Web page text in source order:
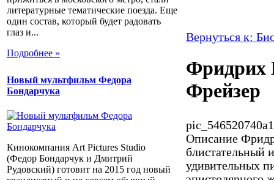
литературные тематические поезда. Еще
один состав, который будет радовать
глаз и...
Подробнее »
Новый мультфильм Федора
Бондарчука
Кинокомпания Art Pictures Studio
(Федор Бондарчук и Дмитрий
Рудовский) готовит на 2015 год новый
Вернуться к:
Фридрих
Фрейзер
Описание
блистательный
удивительных